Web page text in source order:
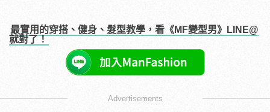
最實用的穿搭、健身、髮型教學，看《MF變型男》LINE@
就對了！
Advertisements